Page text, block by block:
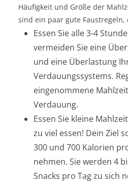
Häufigkeit und Größe der
sind ein paar gute Faustregeln,
Essen Sie alle 3-4
vermeiden Sie eine
und eine Überlastung
Verdauungssystems.
eingenommene
Verdauung.
Essen Sie kleine
zu viel essen! Dein Ziel
300 und 700 Kalorien
nehmen. Sie werden 4
Snacks pro Tag zu sich